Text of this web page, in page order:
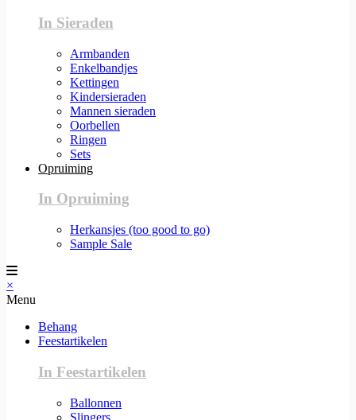
In Sieraden
Armbanden
Enkelbandjes
Kettingen
Kindersieraden
Mannen sieraden
Oorbellen
Ringen
Sets
Opruiming
In Opruiming
Herkansjes (too good to go)
Sample Sale
×
Menu
Behang
Feestartikelen
In Feestartikelen
Ballonnen
Slingers